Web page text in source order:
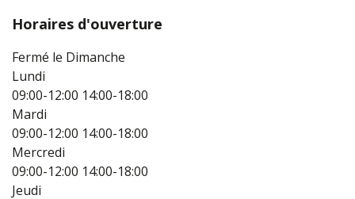
Horaires d'ouverture
Fermé le Dimanche
Lundi
09:00-12:00 14:00-18:00
Mardi
09:00-12:00 14:00-18:00
Mercredi
09:00-12:00 14:00-18:00
Jeudi